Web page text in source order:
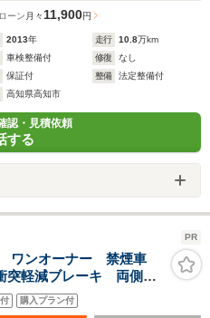
ーン 月々11,900円
2013年 走行 10.8万km
車検整備付 修復
なし
保証付 整備
法定整備付
高知県高知市
認・見積依頼
する
PR
ワンオーナー 禁煙車
軽減ブレーキ 両側パ
購入プラン付